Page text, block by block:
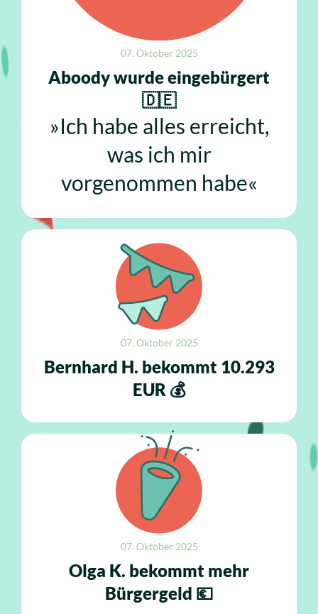
07. Oktober 2025
Aboody wurde eingebürgert
🇩🇪
»Ich habe alles erreicht,
was ich mir
vorgenommen habe«
07. Oktober 2025
Bernhard H. bekommt 10.293
EUR 💰
07. Oktober 2025
Olga K. bekommt mehr
Bürgergeld 💶